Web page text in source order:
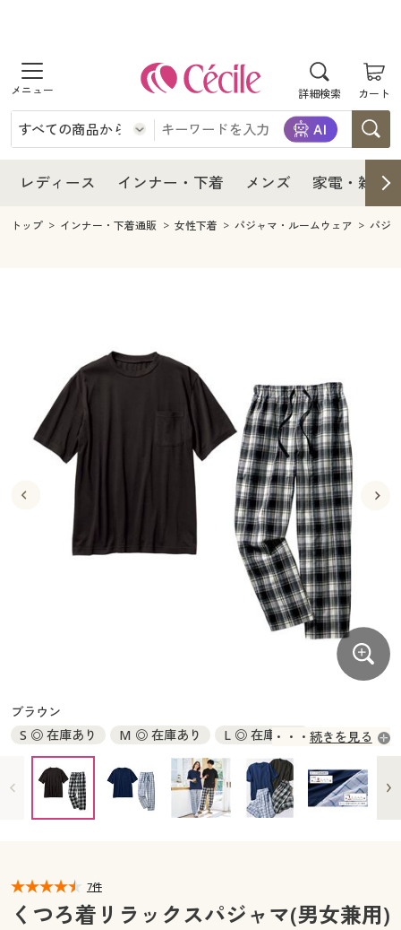
詳細検索 カート
商品を探す
レディース
レディースファッション
インナー・下着
インナー・下着通販すべて
ジュニア・ティーンズ下着
メンズ
メンズ下着
キッチン・雑貨・日用品
寝具・インテリア・家具通販すべて
家具・収納
寝具・ベッド
カーテン・ラグ・ファブリック
美容・健康
美容・健康通販すべて
美容・健康・サプリメント
制服・スクール
制服・スクールすべて
制服・学生服
大きいサイズ
大きいサイズ通販すべて
大きいサイズ 事務・制服
バーゲン
カタログ・チラシからのご注文
デジタルカタログ
カタログ無料プレゼント
マイページ
レディース インナー・下着 メンズ 家電・雑貨
レディース
レディース通販すべて
レディースファッション
インナー・下着
インナー・下着通販すべて
メンズ
キッチン・雑貨・日用品
家具・収納
寝具・ベッド
カーテン・ラグ・ファブリック
美容・健康通販すべて
美容・健康・サプリメント
制服・スクール
制服・スクールすべて
制服・学生服
ジュニア・ティーンズ下着
大きいサイズ
大きいサイズ通販すべて
大きいサイズ レディース服
バーゲン
バーゲンセール
シークレットセール
詳細検索
商品カテゴリ一覧
カタログ無料プレゼント
会員メニュー
閲覧履歴
トップ インナー・下着通販 女性下着 パジャマ・ルームウェア パジ
ブラウン
S ◎ 在庫あり
M ◎ 在庫あり
L ◎ 在庫あり
LL ◎ 在庫あり
3L ◎ 在庫あり 5L ◎ 在庫あり
続きを見る
7件
くつろ着リラックスパジャマ(男女兼用)